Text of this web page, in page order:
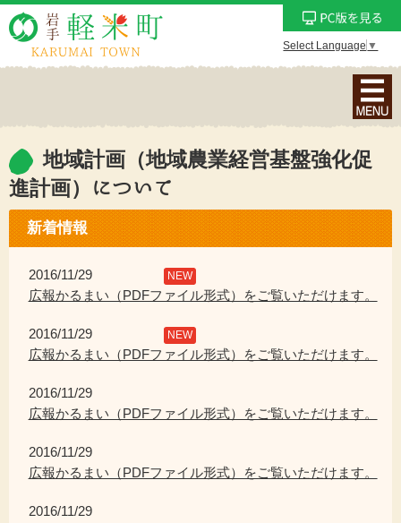
Select Language ▼
ナ
ビ
ー
シ
ン
メ
表
地域計画（地域農業経営基盤強化促
進計画）について
新着情報
2016/11/29 NEW
広報かるまい（PDFファイル形式）をご覧いただけます。
2016/11/29 NEW
広報かるまい（PDFファイル形式）をご覧いただけます。
2016/11/29
広報かるまい（PDFファイル形式）をご覧いただけます。
2016/11/29
広報かるまい（PDFファイル形式）をご覧いただけます。
2016/11/29